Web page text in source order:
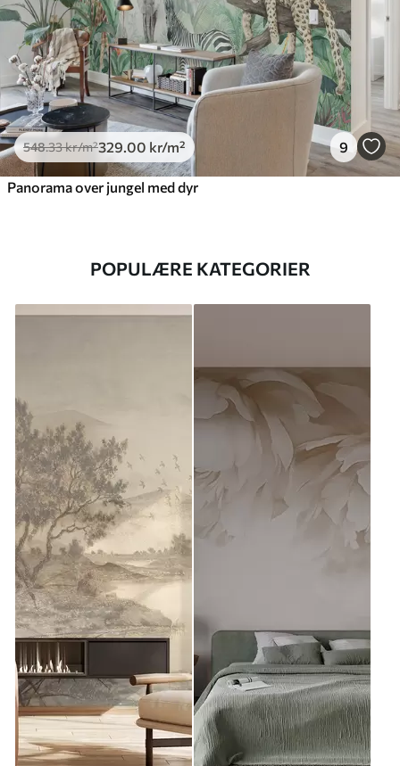
548.33kr/m²329 .00 kr/m² 9
Panorama over jungel med dyr
POPULÆRE KATEGORIER